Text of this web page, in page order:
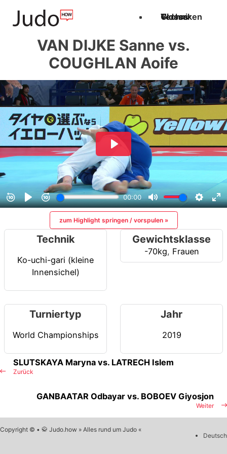
Techniken
Videos
Glossar
VAN DIJKE Sanne vs.
COUGHLAN Aoife
zum Highlight springen / vorspulen »
Technik
Ko-uchi-gari (kleine
Innensichel)
Gewichtsklasse
-70kg, Frauen
Turniertyp
World Championships
Jahr
2019
Zurück
SLUTSKAYA Maryna vs. LATRECH Islem
Weiter
GANBAATAR Odbayar vs. BOBOEV Giyosjon
Copyright © • 🥋 Judo.how » Alles rund um Judo «
Deutsch